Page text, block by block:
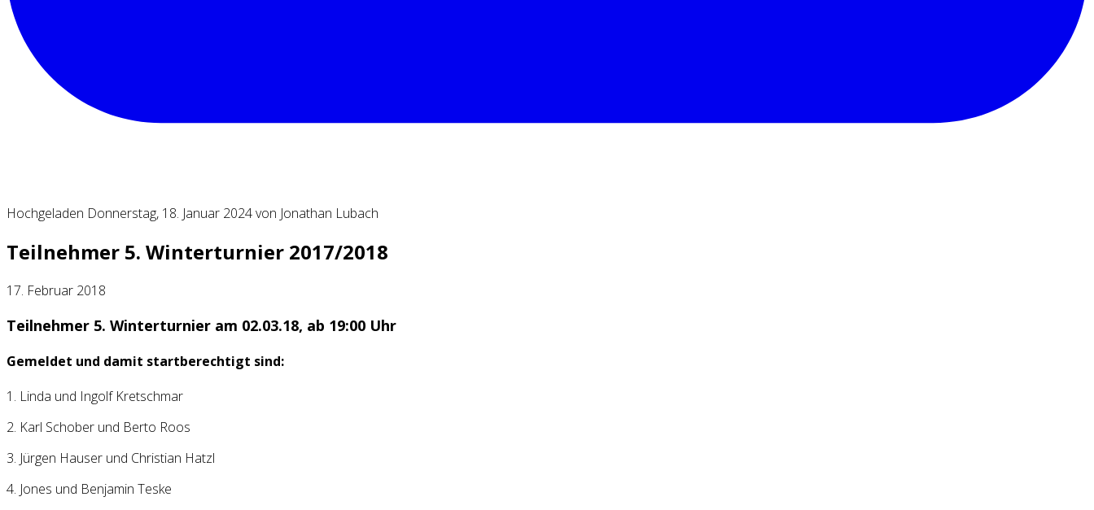
Hochgeladen Donnerstag, 18. Januar 2024 von Jonathan Lubach
Teilnehmer 5. Winterturnier 2017/2018
17. Februar 2018
Teilnehmer 5. Winterturnier am 02.03.18, ab 19:00 Uhr
Gemeldet und damit startberechtigt sind:
1. Linda und Ingolf Kretschmar
2. Karl Schober und Berto Roos
3. Jürgen Hauser und Christian Hatzl
4. Jones und Benjamin Teske